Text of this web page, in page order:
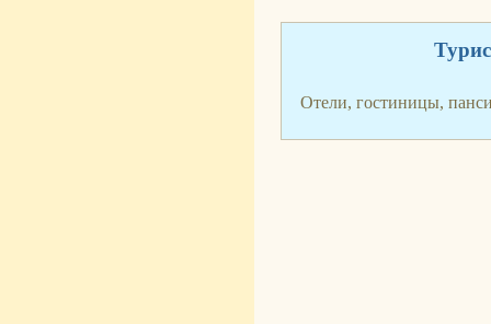
Отели, гостиницы,